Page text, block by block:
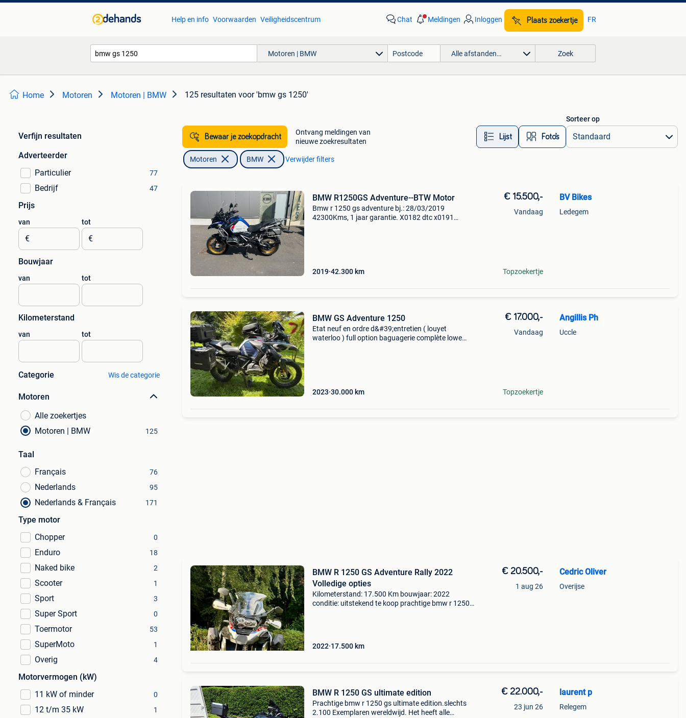
Help en info Voorwaarden Veiligheidscentrum Chat Meldingen Inloggen Plaats zoekertje FR
Motoren | BMW Alle afstanden… Zoek
Home Motoren Motoren | BMW 125 resultaten voor 'bmw gs 1250'
Verfijn resultaten
Adverteerder
Particulier
77
Bedrijf 47
Prijs
van
€
tot
€
Bouwjaar
van tot
Kilometerstand
van tot
Categorie Wis de categorie
Motoren
Alle zoekertjes
Motoren | BMW
125
Taal
Français
76
Nederlands 95
Nederlands & Français 171
Type motor
Chopper
0
Enduro 18
Naked bike 2
Scooter 1
Sport 3
Super Sport 0
Toermotor 53
SuperMoto 1
Overig 4
Motorvermogen (kW)
11 kW of minder
0
12 t/m 35 kW 1
Bewaar je zoekopdracht
Ontvang meldingen van
nieuwe zoekresultaten
Lijst Foto’s
Sorteer op
Motoren BMW Verwijder filters
BMW R1250GS Adventure--BTW Motor
Bmw r 1250 gs adventure bj.: 28/03/2019
42300Kms, 1 jaar garantie. X0182 dtc x0191
2019 42.300 km
€ 15.500,-
Vandaag
Topzoekertje
BV Bikes
Ledegem
BMW GS Adventure 1250
Etat neuf en ordre d&#39;entretien ( louyet
waterloo ) full option baguagerie complète lowe
2023 30.000 km
€ 17.000,-
Vandaag
Topzoekertje
Angillis Ph
Uccle
BMW R 1250 GS Adventure Rally 2022
Volledige opties
Kilometerstand: 17.500 Km bouwjaar: 2022
conditie: uitstekend te koop prachtige bmw r 1250
2022 17.500 km
€ 20.500,-
1 aug 26
Cedric Oliver
Overijse
BMW R 1250 GS ultimate edition
Prachtige bmw r 1250 gs ultimate edition.slechts
2.100 Exemplaren wereldwijd. Het heeft alle
€ 22.000,-
23 jun 26
laurent p
Relegem